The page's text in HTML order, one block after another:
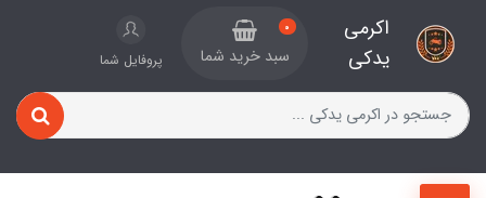
اکرمی
یدکی
0
سبد خرید شما پروفایل شما